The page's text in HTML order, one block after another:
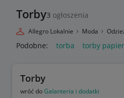
Torby3 ogłoszenia
Allegro Lokalnie Moda
Podobne: torba torby
Torby
wróć doGalanteria i dodatki